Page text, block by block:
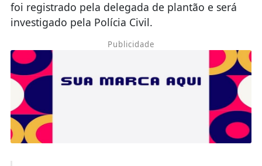
foi registrado pela delegada de plantão e será
investigado pela Polícia Civil.
Publicidade